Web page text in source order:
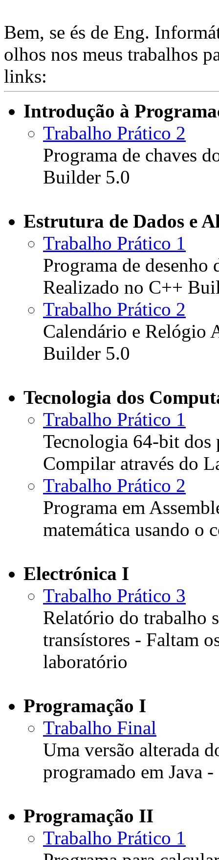
Bem, se és de Eng.
olhos nos meus trabalhos
links:
Introdução à
Trabalho Prático 2
Programa de chaves
Builder 5.0
Estrutura de Dados e
Trabalho Prático 1
Programa de desenho
Realizado no C++
Trabalho Prático 2
Calendário e Relógio
Builder 5.0
Tecnologia dos
Trabalho Prático 1
Tecnologia 64-bit dos
Compilar através do
Trabalho Prático 2
Programa em
matemática usando o
Electrónica I
Trabalho Prático 3
Relatório do trabalho
transístores - Faltam
laboratório
Programação I
Trabalho Final
Uma versão alterada
programado em Java
Programação II
Trabalho Prático 1